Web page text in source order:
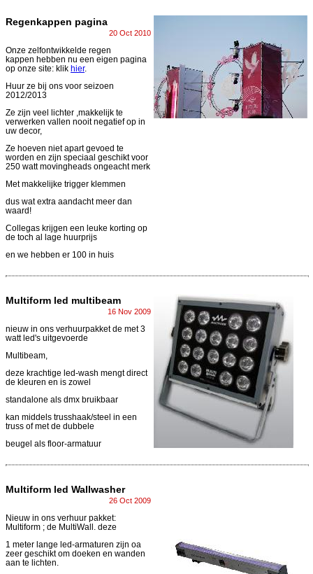
Regenkappen pagina
20 Oct 2010
Onze zelfontwikkelde regen
kappen hebben nu een eigen pagina
op onze site: klik hier.
Huur ze bij ons voor seizoen
2012/2013
Ze zijn veel lichter ,makkelijk te
verwerken vallen nooit negatief op in
uw decor,
Ze hoeven niet apart gevoed te
worden en zijn speciaal geschikt voor
250 watt movingheads ongeacht merk
Met makkelijke trigger klemmen
dus wat extra aandacht meer dan
waard!
Collegas krijgen een leuke korting op
de toch al lage huurprijs
en we hebben er 100 in huis
Multiform led multibeam
16 Nov 2009
nieuw in ons verhuurpakket de met 3
watt led's uitgevoerde
Multibeam,
deze krachtige led-wash mengt direct
de kleuren en is zowel
standalone als dmx bruikbaar
kan middels trusshaak/steel in een
truss of met de dubbele
beugel als floor-armatuur
Multiform led Wallwasher
26 Oct 2009
Nieuw in ons verhuur pakket:
Multiform ; de MultiWall. deze
1 meter lange led-armaturen zijn oa
zeer geschikt om doeken en wanden
aan te lichten.